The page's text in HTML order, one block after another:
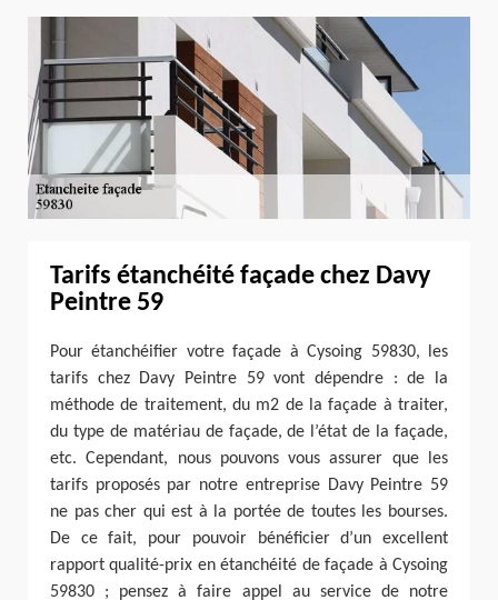
Tarifs étanchéité façade chez Davy
Peintre 59
Pour étanchéifier votre façade à Cysoing 59830, les
tarifs chez Davy Peintre 59 vont dépendre : de la
méthode de traitement, du m2 de la façade à traiter,
du type de matériau de façade, de l’état de la façade,
etc. Cependant, nous pouvons vous assurer que les
tarifs proposés par notre entreprise Davy Peintre 59
ne pas cher qui est à la portée de toutes les bourses.
De ce fait, pour pouvoir bénéficier d’un excellent
rapport qualité-prix en étanchéité de façade à Cysoing
59830 ; pensez à faire appel au service de notre